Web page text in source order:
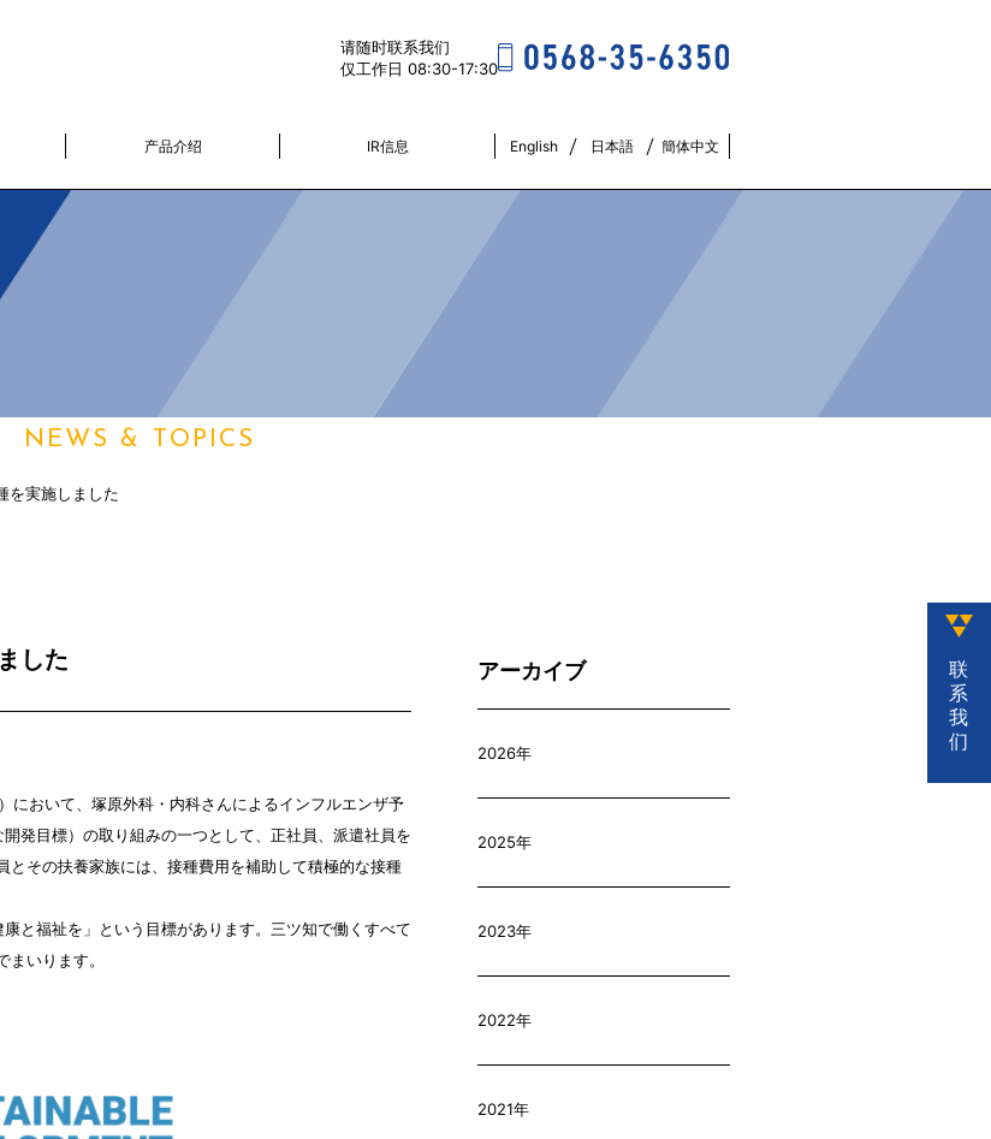
请随时联系我们
仅工作日 08:30-17:30
产品介绍 IR信息 English 日本語 簡体中文
NEWS & TOPICS
を実施しました
した
において、塚原外科・内科さんによるインフルエンザ予
発目標）の取り組みの一つとして、正社員、派遣社員を
その扶養家族には、接種費用を補助して積極的な接種
と福祉を」という目標があります。三ツ知で働くすべて
いります。
アーカイブ
2026年
2025年
2023年
2022年
2021年
联
系
我
们